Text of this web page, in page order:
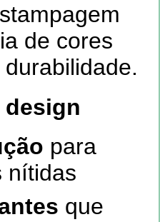
de cores
design
para
nítidas
que